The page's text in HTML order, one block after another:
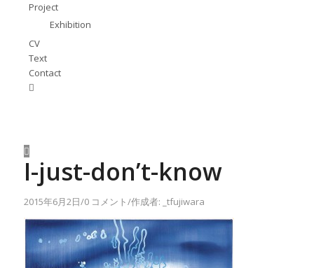
Project
Exhibition
CV
Text
Contact
I-just-don’t-know
2015年6月2日/0 コメント/作成者: _tfujiwara